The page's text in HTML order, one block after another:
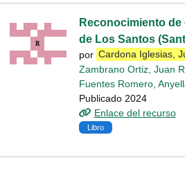
Reconocimiento
de Los Santos
por Cardona Iglesias,
Zambrano Ortiz, Juan
Fuentes Romero,
Publicado 2024
Enlace del recurso
Libro